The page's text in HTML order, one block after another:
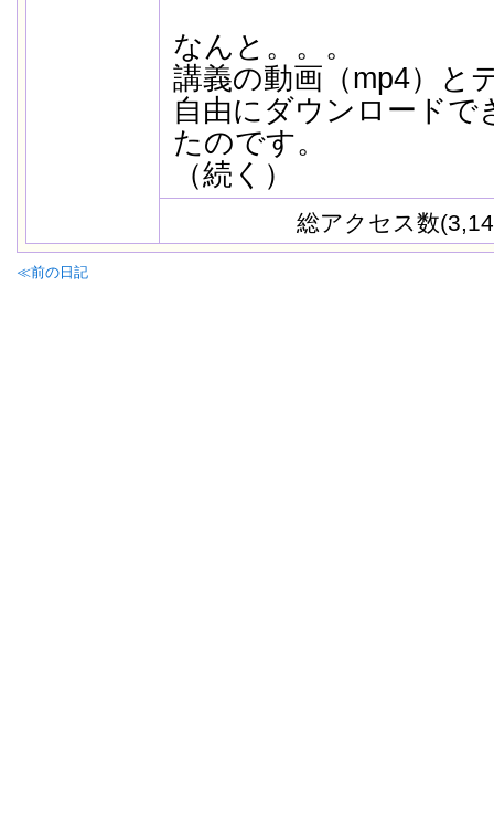
なんと。。。
講義の動画（mp4）と
自由にダウンロードで
たのです。
（続く）
総アクセス数
≪前の日記